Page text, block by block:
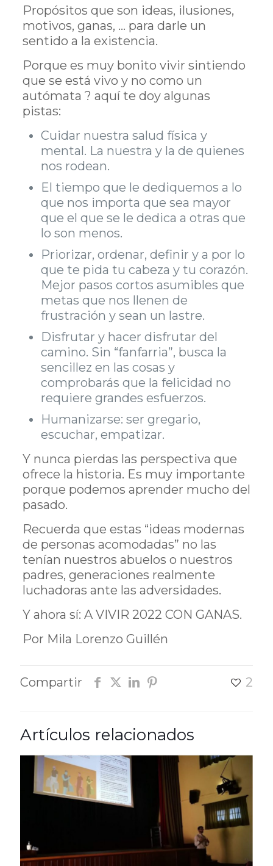
Propósitos que son ideas, ilusiones,
motivos, ganas, … para darle un
sentido a la existencia.
Porque es muy bonito vivir sintiendo
que se está vivo y no como un
autómata ? aquí te doy algunas
pistas:
Cuidar nuestra salud física y
mental. La nuestra y la de quienes
nos rodean.
El tiempo que le dediquemos a lo
que nos importa que sea mayor
que el que se le dedica a otras que
lo son menos.
Priorizar, ordenar, definir y a por lo
que te pida tu cabeza y tu corazón.
Mejor pasos cortos asumibles que
metas que nos llenen de
frustración y sean un lastre.
Disfrutar y hacer disfrutar del
camino. Sin “fanfarria”, busca la
sencillez en las cosas y
comprobarás que la felicidad no
requiere grandes esfuerzos.
Humanizarse: ser gregario,
escuchar, empatizar.
Y nunca pierdas las perspectiva que
ofrece la historia. Es muy importante
porque podemos aprender mucho del
pasado.
Recuerda que estas “ideas modernas
de personas acomodadas” no las
tenían nuestros abuelos o nuestros
padres, generaciones realmente
luchadoras ante las adversidades.
Y ahora sí: A VIVIR 2022 CON GANAS.
Por Mila Lorenzo Guillén
Compartir 2
Artículos relacionados